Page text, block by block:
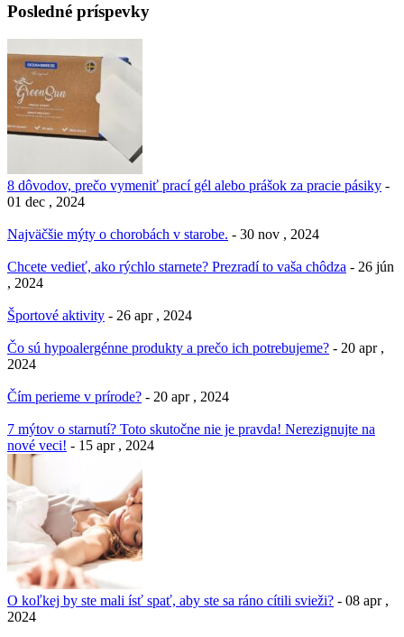
Posledné príspevky
8 dôvodov, prečo vymeniť prací gél alebo prášok za pracie pásiky -
01 dec , 2024
Najväčšie mýty o chorobách v starobe. - 30 nov , 2024
Chcete vedieť, ako rýchlo starnete? Prezradí to vaša chôdza - 26 jún
, 2024
Športové aktivity - 26 apr , 2024
Čo sú hypoalergénne produkty a prečo ich potrebujeme? - 20 apr ,
2024
Čím perieme v prírode? - 20 apr , 2024
7 mýtov o starnutí? Toto skutočne nie je pravda! Nerezignujte na
nové veci! - 15 apr , 2024
O koľkej by ste mali ísť spať, aby ste sa ráno cítili svieži? - 08 apr ,
2024